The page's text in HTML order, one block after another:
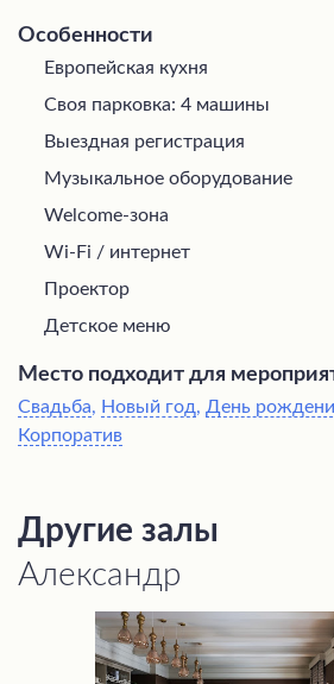
Особенности
Европейская кухня
Своя парковка: 4 машины
Выездная регистрация
Музыкальное оборудование
Welcome-зона
Wi-Fi / интернет
Проектор
Детское меню
Место подходит для
Свадьба, Новый год, День
Корпоратив
Другие залы
Александр